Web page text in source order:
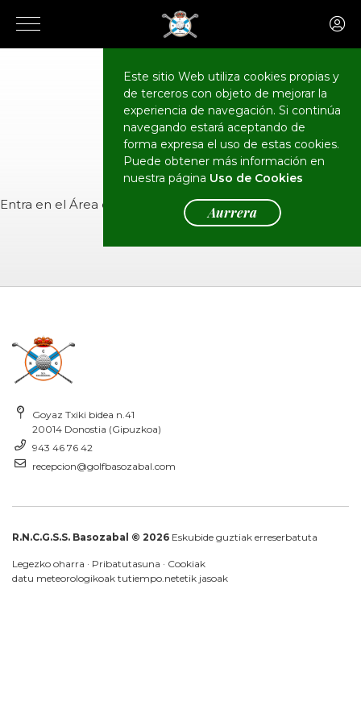
Este sitio Web utiliza cookies propias y
de terceros con objeto de mejorar la
experiencia de navegación. Si continúa
navegando estará aceptando de
forma expresa el uso de estas cookies.
Puede obtener más información en
nuestra página Uso de Cookies
Aurrera
CALENDARIO
Eventos
Entra en el Área de Socios para ver el evento.
Goyaz Txiki bidea n.41
20014 Donostia (Gipuzkoa)
943 46 76 42
recepcion@golfbasozabal.com
R.N.C.G.S.S. Basozabal © 2026 Eskubide guztiak erreserbatuta
Legezko oharra · Pribatutasuna · Cookiak
datu meteorologikoak tutiempo.netetik jasoak